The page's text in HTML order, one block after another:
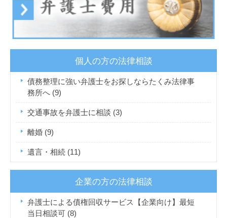
個人の方の法律相談
債務整理に強い弁護士をお探しならたくみ法律事
務所へ (9)
交通事故を弁護士に相談 (3)
離婚 (9)
遺言・相続 (11)
企業の方の法律相談
弁護士による債権回収サービス【企業向け】最短
当日相談可 (8)